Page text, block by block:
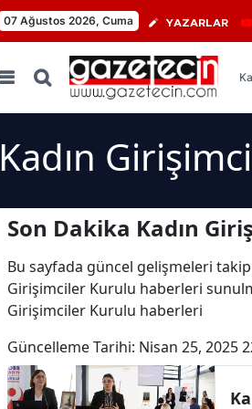
07 Ağustos 2026, Cuma YAZARLAR
Kadın
Son Dakika Kadın
Bu sayfada güncel gelişmeleri
Girişimciler Kurulu haberleri
Girişimciler Kurulu haberleri
Güncelleme Tarihi: Nisan 25, 2025